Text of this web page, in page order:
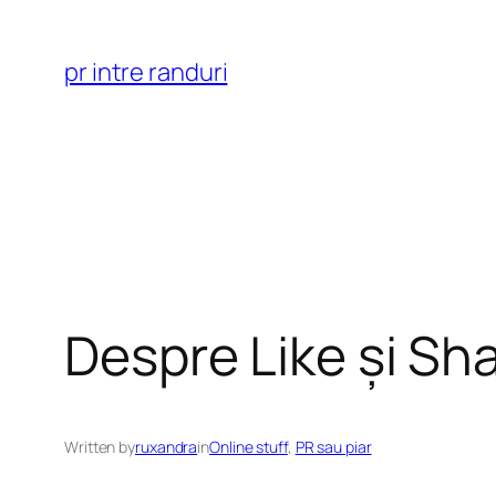
content
pr intre randuri
Despre Like și
Written byruxandrainOnline stuff, PR sau piar